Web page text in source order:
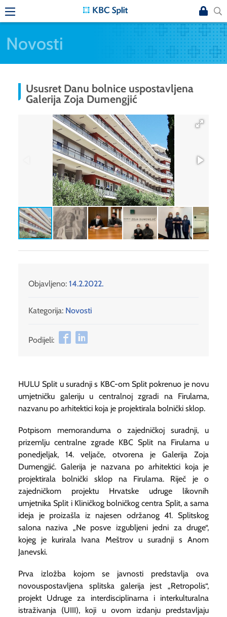
Novosti
Ususret Danu bolnice uspostavljena
Galerija Zoja Dumengjić
Objavljeno: 14.2.2022.
Kategorija: Novosti
Podijeli:
HULU Split u suradnji s KBC-om Split pokrenuo je novu
umjetničku galeriju u centralnoj zgradi na Firulama,
nazvanu po arhitektici koja je projektirala bolnički sklop.
Potpisom memoranduma o zajedničkoj suradnji, u
prizemlju centralne zgrade KBC Split na Firulama u
ponedjeljak, 14. veljače, otvorena je Galerija Zoja
Dumengjić. Galerija je nazvana po arhitektici koja je
projektirala bolnički sklop na Firulama. Riječ je o
zajedničkom projektu Hrvatske udruge likovnih
umjetnika Split i Kliničkog bolničkog centra Split, a sama
ideja je proizašla iz najesen održanog 41. Splitskog
salona naziva „Ne posve izgubljeni jedni za druge“,
kojeg je kurirala Ivana Meštrov u suradnji s Anom
Janevski.
Prva izložba kojom se javnosti predstavlja ova
novouspostavljena splitska galerija jest „Retropolis“,
projekt Udruge za interdisciplinarna i interkulturalna
istraživanja (UIII), koji u ovom izdanju predstavljaju